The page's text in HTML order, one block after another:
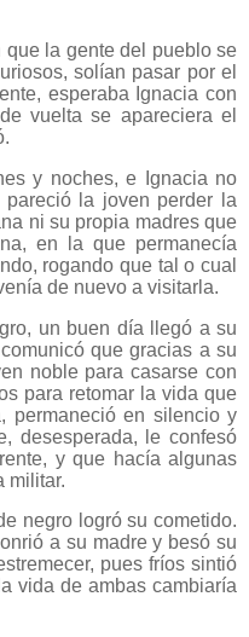
que la gente del pueblo se
solían pasar por el
esperaba Ignacia con
vuelta se apareciera el
y noches, e Ignacia no
pareció la joven perder la
ni su propia madres que
en la que permanecía
rogando que tal o cual
de nuevo a visitarla.
un buen día llegó a su
que gracias a su
noble para casarse con
para retomar la vida que
permaneció en silencio y
desesperada, le confesó
y que hacía algunas
militar.
negro logró su cometido.
a su madre y besó su
pues fríos sintió
vida de ambas cambiaría